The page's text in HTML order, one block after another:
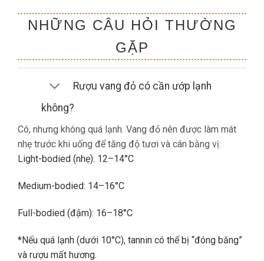
NHỮNG CÂU HỎI THƯỜNG
GẶP
Rượu vang đỏ có cần ướp lạnh
không?
Có, nhưng không quá lạnh. Vang đỏ nên được làm mát
nhẹ trước khi uống để tăng độ tươi và cân bằng vị:
Light-bodied (nhẹ): 12–14°C
Medium-bodied: 14–16°C
Full-bodied (đậm): 16–18°C
*Nếu quá lạnh (dưới 10°C), tannin có thể bị “đóng băng”
và rượu mất hương.